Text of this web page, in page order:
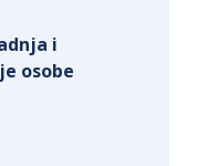
i
osobe